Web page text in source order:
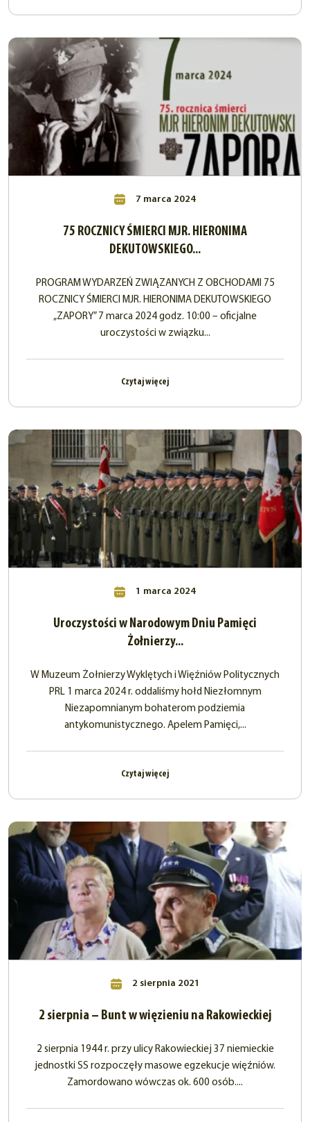
7 marca 2024
75 ROCZNICY ŚMIERCI MJR. HIERONIMA
DEKUTOWSKIEGO...
PROGRAM WYDARZEŃ ZWIĄZANYCH Z OBCHODAMI 75
ROCZNICY ŚMIERCI MJR. HIERONIMA DEKUTOWSKIEGO
„ZAPORY” 7 marca 2024 godz. 10:00 – oficjalne
uroczystości w związku...
Czytaj więcej
1 marca 2024
Uroczystości w Narodowym Dniu Pamięci
Żołnierzy...
W Muzeum Żołnierzy Wyklętych i Więźniów Politycznych
PRL 1 marca 2024 r. oddaliśmy hołd Niezłomnym
Niezapomnianym bohaterom podziemia
antykomunistycznego. Apelem Pamięci,...
Czytaj więcej
2 sierpnia 2021
2 sierpnia – Bunt w więzieniu na Rakowieckiej
2 sierpnia 1944 r. przy ulicy Rakowieckiej 37 niemieckie
jednostki SS rozpoczęły masowe egzekucje więźniów.
Zamordowano wówczas ok. 600 osób....